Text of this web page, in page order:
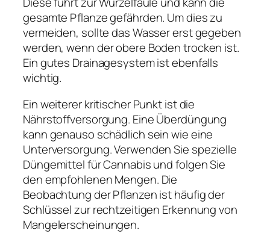
gesamte Pflanze gefährden. Um dies zu
vermeiden, sollte das Wasser erst gegeben
werden, wenn der obere Boden trocken ist.
Ein gutes Drainagesystem ist ebenfalls
wichtig.
Ein weiterer kritischer Punkt ist die
Nährstoffversorgung. Eine Überdüngung
kann genauso schädlich sein wie eine
Unterversorgung. Verwenden Sie spezielle
Düngemittel für Cannabis und folgen Sie
den empfohlenen Mengen. Die
Beobachtung der Pflanzen ist häufig der
Schlüssel zur rechtzeitigen Erkennung von
Mangelerscheinungen.